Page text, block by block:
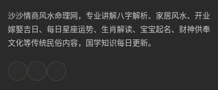
沙沙情商风水命理网，专业讲解八字解析、家居风水、开业
嫁娶吉日、每日星座运势、生肖解读、宝宝起名、财神供奉
文化等传统民俗内容，国学知识每日更新。